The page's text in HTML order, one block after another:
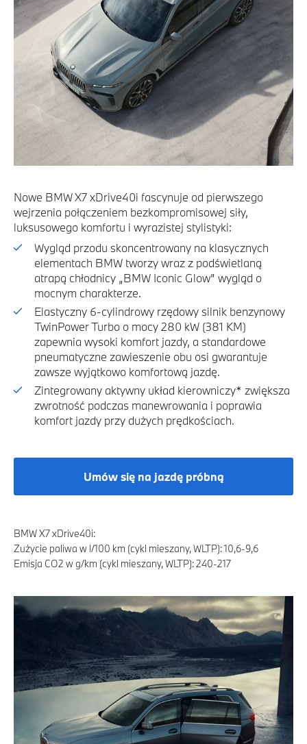
Nowe BMW X7 xDrive40i fascynuje od pierwszego
wejrzenia połączeniem bezkompromisowej siły,
luksusowego komfortu i wyrazistej stylistyki:
Wygląd przodu skoncentrowany na klasycznych
elementach BMW tworzy wraz z podświetlaną
atrapą chłodnicy „BMW Iconic Glow” wygląd o
mocnym charakterze.
Elastyczny 6-cylindrowy rzędowy silnik benzynowy
TwinPower Turbo o mocy 280 kW (381 KM)
zapewnia wysoki komfort jazdy, a standardowe
pneumatyczne zawieszenie obu osi gwarantuje
zawsze wyjątkowo komfortową jazdę.
Zintegrowany aktywny układ kierowniczy* zwiększa
zwrotność podczas manewrowania i poprawia
komfort jazdy przy dużych prędkościach.
Umów się na jazdę próbną
BMW X7 xDrive40i:
Zużycie paliwa w l/100 km (cykl mieszany, WLTP): 10,6-9,6
Emisja CO2 w g/km (cykl mieszany, WLTP): 240-217